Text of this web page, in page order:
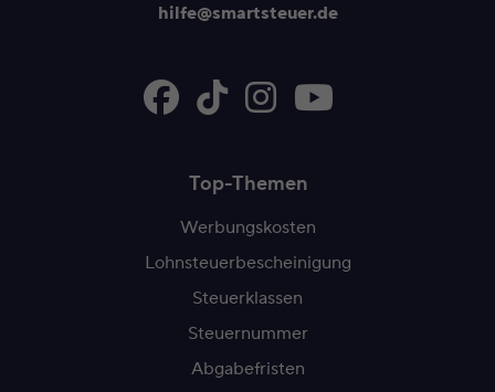
hilfe@smartsteuer.de
Top-Themen
Werbungskosten
Lohnsteuerbescheinigung
Steuerklassen
Steuernummer
Abgabefristen